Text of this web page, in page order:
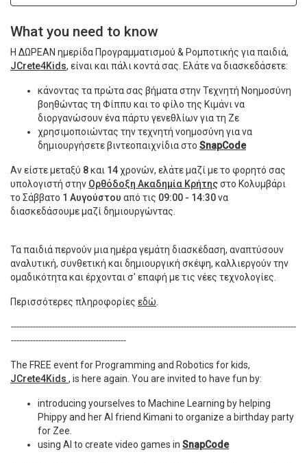
What you need to know
Η ΔΩΡΕΑΝ ημερίδα Προγραμματισμού & Ρομποτικής για παιδιά,
JCrete4Kids, είναι και πάλι κοντά σας. Ελάτε να διασκεδάσετε:
κάνοντας τα πρώτα σας βήματα στην Τεχνητή Νοημοσύνη
βοηθώντας τη Φίππυ και το φίλο της Κιμάνι να
διοργανώσουν ένα πάρτυ γενεθλίων για τη Ζε
χρησιμοποιώντας την τεχνητή νοημοσύνη για να
δημιουργήσετε βιντεοπαιχνίδια στο SnapCode
Αν είστε μεταξύ 8και 14χρονών, ελάτε μαζί με το φορητό σας
υπολογιστή στην Ορθόδοξη Ακαδημία Κρήτηςστο Κολυμβάρι
το Σάββατο 1 Αυγούστου από τις 09:00 - 14:30να
διασκεδάσουμε μαζί δημιουργώντας.
Τα παιδιά περνούν μια ημέρα γεμάτη διασκέδαση, αναπτύσουν
αναλυτική, συνθετική και δημιουργική σκέψη, καλλιεργούν την
ομαδικότητα και έρχονται σ' επαφή με τις νέες τεχνολογίες.
Περισσότερες πληροφορίες εδώ
--------------------------------------------------------------------------------------------------------
------------------------------------------
The FREE event for Programming and Robotics for kids,
JCrete4Kids , is here again. You are invited to have fun by:
introducing yourselves to Machine Learning by helping
Phippy and her AI friend Kimani to organize a birthday party
for Zee.
using AI to create video games in SnapCode